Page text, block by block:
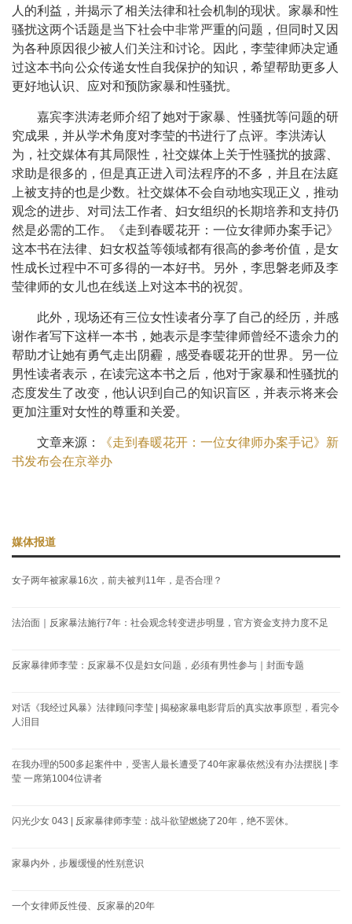
人的利益，并揭示了相关法律和社会机制的现状。家暴和性
骚扰这两个话题是当下社会中非常严重的问题，但同时又因
为各种原因很少被人们关注和讨论。因此，李莹律师决定通
过这本书向公众传递女性自我保护的知识，希望帮助更多人
更好地认识、应对和预防家暴和性骚扰。
嘉宾李洪涛老师介绍了她对于家暴、性骚扰等问题的研
究成果，并从学术角度对李莹的书进行了点评。李洪涛认
为，社交媒体有其局限性，社交媒体上关于性骚扰的披露、
求助是很多的，但是真正进入司法程序的不多，并且在法庭
上被支持的也是少数。社交媒体不会自动地实现正义，推动
观念的进步、对司法工作者、妇女组织的长期培养和支持仍
然是必需的工作。《走到春暖花开：一位女律师办案手记》
这本书在法律、妇女权益等领域都有很高的参考价值，是女
性成长过程中不可多得的一本好书。另外，李思磐老师及李
莹律师的女儿也在线送上对这本书的祝贺。
此外，现场还有三位女性读者分享了自己的经历，并感
谢作者写下这样一本书，她表示是李莹律师曾经不遗余力的
帮助才让她有勇气走出阴霾，感受春暖花开的世界。另一位
男性读者表示，在读完这本书之后，他对于家暴和性骚扰的
态度发生了改变，他认识到自己的知识盲区，并表示将来会
更加注重对女性的尊重和关爱。
文章来源：
《走到春暖花开：一位女律师办案手记》新
书发布会在京举办
媒体报道
女子两年被家暴16次，前夫被判11年，是否合理？
法治面｜反家暴法施行7年：社会观念转变进步明显，官方资金支持力度不足
反家暴律师李莹：反家暴不仅是妇女问题，必须有男性参与｜封面专题
对话《我经过风暴》法律顾问李莹 | 揭秘家暴电影背后的真实故事原型，看完令
人泪目
在我办理的500多起案件中，受害人最长遭受了40年家暴依然没有办法摆脱 | 李
莹 一席第1004位讲者
闪光少女 043 | 反家暴律师李莹：战斗欲望燃烧了20年，绝不罢休。
家暴内外，步履缓慢的性别意识
一个女律师反性侵、反家暴的20年